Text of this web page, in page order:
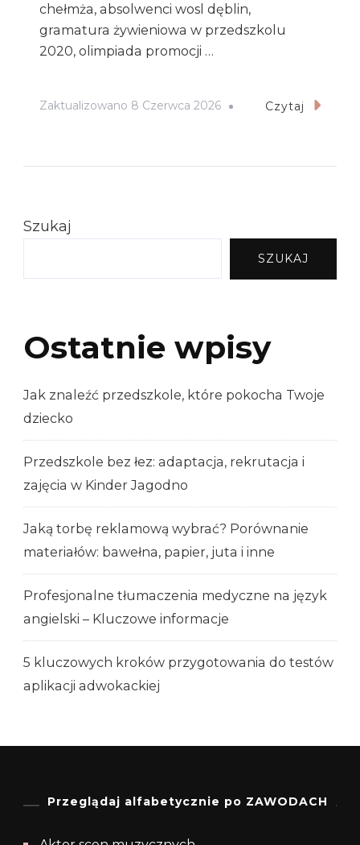
chełmża, absolwenci wosl dęblin,
gramatura żywieniowa w przedszkolu
2020, olimpiada promocji …
Zaktualizowano 8 Czerwca 2026 Czytaj
Szukaj
SZUKAJ
Ostatnie wpisy
Jak znaleźć przedszkole, które pokocha Twoje
dziecko
Przedszkole bez łez: adaptacja, rekrutacja i
zajęcia w Kinder Jagodno
Jaką torbę reklamową wybrać? Porównanie
materiałów: bawełna, papier, juta i inne
Profesjonalne tłumaczenia medyczne na język
angielski – Kluczowe informacje
5 kluczowych kroków przygotowania do testów
aplikacji adwokackiej
Przeglądaj alfabetycznie po ZAWODACH